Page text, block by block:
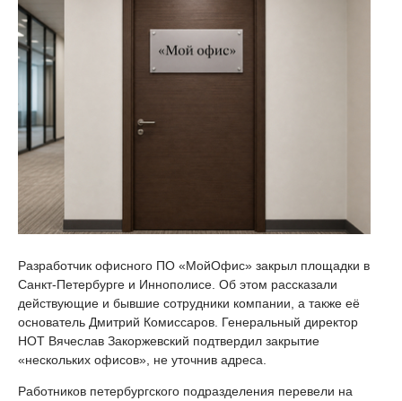
Разработчик офисного ПО «МойОфис» закрыл площадки в
Санкт-Петербурге и Иннополисе. Об этом рассказали
действующие и бывшие сотрудники компании, а также её
основатель Дмитрий Комиссаров. Генеральный директор
НОТ Вячеслав Закоржевский подтвердил закрытие
«нескольких офисов», не уточнив адреса.
Работников петербургского подразделения перевели на